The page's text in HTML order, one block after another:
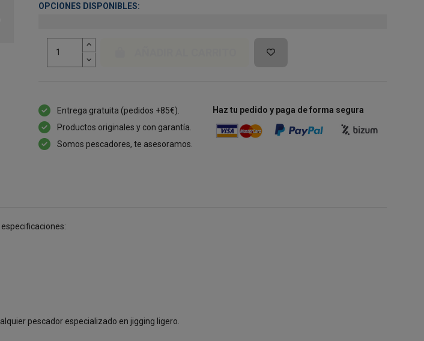
OPCIONES DISPONIBLES:
Entrega gratuita (pedidos +85€).
Productos originales y con garantía.
Somos pescadores, te asesoramos.
Haz tu pedido y paga de forma segura
pescador especializado en jigging ligero.